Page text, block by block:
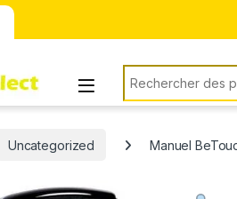
Rechercher:
Uncategorized Manuel